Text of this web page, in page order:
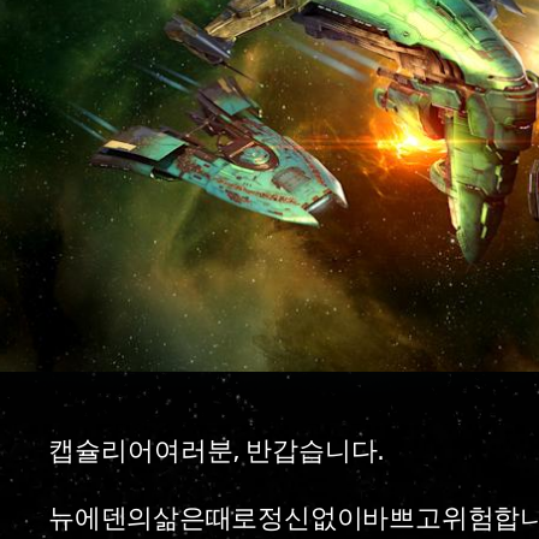
캡슐리어여러분, 반갑습니다.
뉴에덴의삶은때로정신없이바쁘고위험합